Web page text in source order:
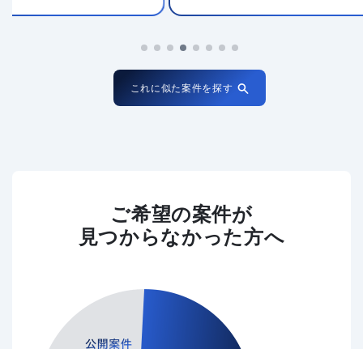
これに似た案件を探す
ご希望の案件が
見つからなかった方へ